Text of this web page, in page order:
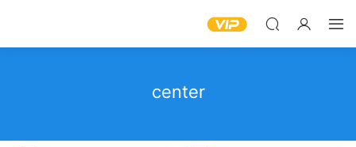
center